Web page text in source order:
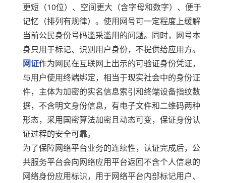
更短（10位）、空间更大（含字母和数字）、便于
记忆（排列有规律） 。使用网号可一定程度上缓解
当前公民身份号码滥采滥用的问题。同时，网号本
身只用于标记、识别用户身份，不提供给应用方。
网证作为网民在互联网上出示的可验证身份凭证，
与用户使用终端绑定，相当于现实社会中的身份证
件，主体为加密的实名信息索引和终端设备指纹数
据，不含明文身份信息，有电子文件和二维码两种
形态，采用国密算法加密且动态可变，保证身份认
证过程的安全可靠。
为了保障网络平台业务的连续性，认证完成后， 公
共服务平台会向网络应用平台返回不含个人信息的
网络身份应用标识，用于网络平台内部标记用户、